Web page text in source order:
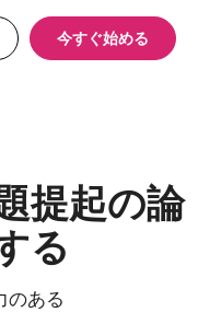
今すぐ始める
提起の論
る
のある